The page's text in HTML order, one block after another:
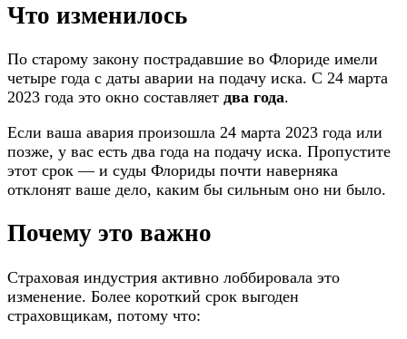
Что изменилось
По старому закону пострадавшие во Флориде имели
четыре года с даты аварии на подачу иска. С 24 марта
2023 года это окно составляет два года.
Если ваша авария произошла 24 марта 2023 года или
позже, у вас есть два года на подачу иска. Пропустите
этот срок — и суды Флориды почти наверняка
отклонят ваше дело, каким бы сильным оно ни было.
Почему это важно
Страховая индустрия активно лоббировала это
изменение. Более короткий срок выгоден
страховщикам, потому что: